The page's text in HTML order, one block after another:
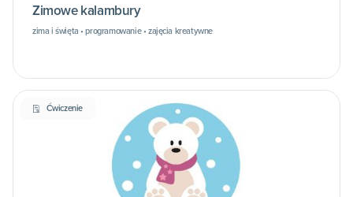
Zimowe kalambury
zima i święta • programowanie • zajęcia kreatywne
Ćwiczenie